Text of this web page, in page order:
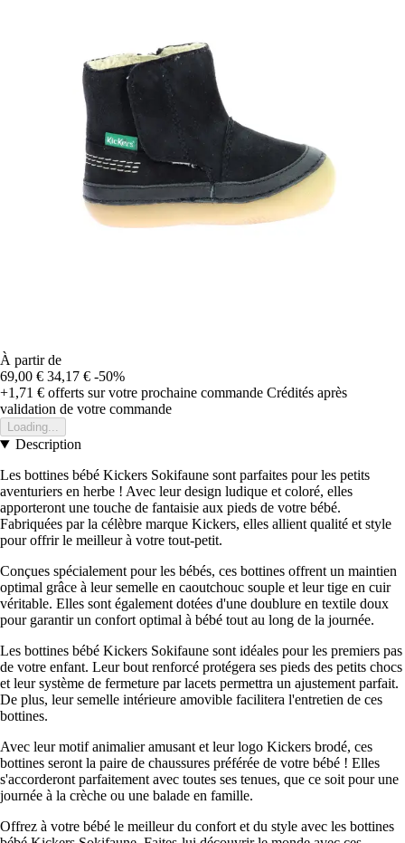
À partir de
69,00 € 34,17 € -50%
+1,71 € offerts sur votre prochaine commande Crédités après
validation de votre commande
Loading...
Description
Les bottines bébé Kickers Sokifaune sont parfaites pour les petits
aventuriers en herbe ! Avec leur design ludique et coloré, elles
apporteront une touche de fantaisie aux pieds de votre bébé.
Fabriquées par la célèbre marque Kickers, elles allient qualité et style
pour offrir le meilleur à votre tout-petit.
Conçues spécialement pour les bébés, ces bottines offrent un maintien
optimal grâce à leur semelle en caoutchouc souple et leur tige en cuir
véritable. Elles sont également dotées d'une doublure en textile doux
pour garantir un confort optimal à bébé tout au long de la journée.
Les bottines bébé Kickers Sokifaune sont idéales pour les premiers pas
de votre enfant. Leur bout renforcé protégera ses pieds des petits chocs
et leur système de fermeture par lacets permettra un ajustement parfait.
De plus, leur semelle intérieure amovible facilitera l'entretien de ces
bottines.
Avec leur motif animalier amusant et leur logo Kickers brodé, ces
bottines seront la paire de chaussures préférée de votre bébé ! Elles
s'accorderont parfaitement avec toutes ses tenues, que ce soit pour une
journée à la crèche ou une balade en famille.
Offrez à votre bébé le meilleur du confort et du style avec les bottines